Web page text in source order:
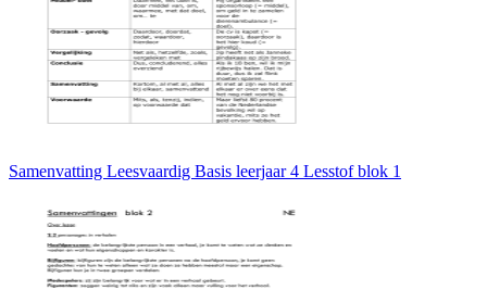
Samenvatting Leesvaardig Basis leerjaar 4 Lesstof blok 1